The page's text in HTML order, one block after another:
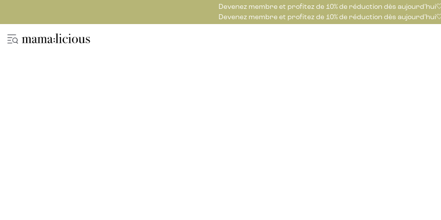
Devenez membre et profitez de 10% de réduction dès
Devenez membre et profitez de 10% de réduction dès